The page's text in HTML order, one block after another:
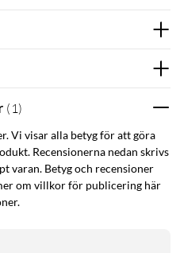
( 1 )
Vi visar alla betyg för att göra
Recensionerna nedan skrivs
varan. Betyg och recensioner
om villkor för publicering här